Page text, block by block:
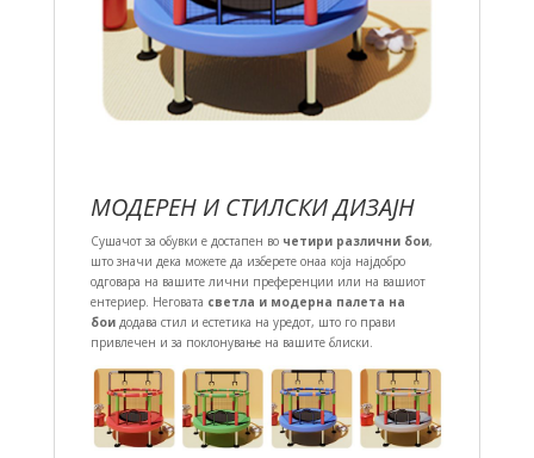
МОДЕРЕН И СТИЛСКИ ДИЗАЈН
Сушачот за обувки е достапен во четири различни бои,
што значи дека можете да изберете онаа која најдобро
одговара на вашите лични преференции или на вашиот
ентериер. Неговата светла и модерна палета на
боидодава стил и естетика на уредот, што го прави
привлечен и за поклонување на вашите блиски.